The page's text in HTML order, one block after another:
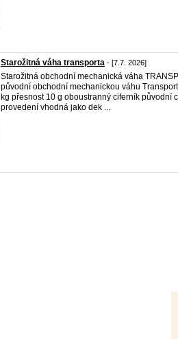
Starožitná váha transporta - [7.7. 2026]
Starožitná obchodní mechanická váha
původní obchodní mechanickou váhu
kg přesnost 10 g oboustranný ciferník původní
provedení vhodná jako dek ...